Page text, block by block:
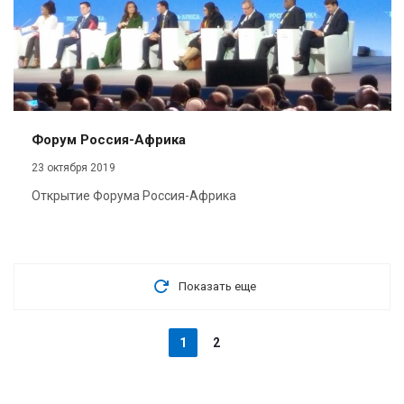
Форум Россия-Африка
23 октября 2019
Открытие Форума Россия-Африка
Показать еще
1 2